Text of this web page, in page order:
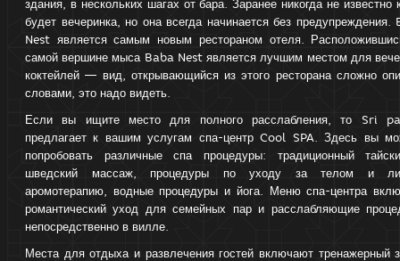
здания, в нескольких шагах от бара. Заранее никогда не известно
будет вечеринка, но она всегда начинается без предупреждения.
Nest является самым новым рестораном отеля.
самой вершине мыса Baba Nest является лучшим местом для
коктейлей — вид, открывающийся из этого ресторана сложно
словами, это надо видеть.
Если вы ищите место для полного расслабления, то Sri
предлагает к вашим услугам спа-центр Cool SPA. Здесь вы
попробовать различные спа процедуры: традиционный
шведский массаж, процедуры по уходу за телом и
аромотерапию, водные процедуры и йога. Меню спа-центра
романтический уход для семейных пар и расслабляющие
непосредственно в вилле.
Места для отдыха и развлечения гостей включают тренажерный